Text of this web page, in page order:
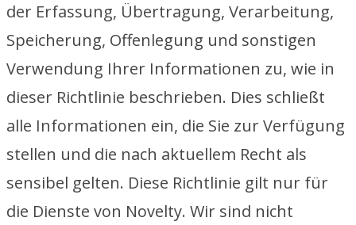
der Erfassung, Übertragung, Verarbeitung,
Speicherung, Offenlegung und sonstigen
Verwendung Ihrer Informationen zu, wie in
dieser Richtlinie beschrieben. Dies schließt
alle Informationen ein, die Sie zur Verfügung
stellen und die nach aktuellem Recht als
sensibel gelten. Diese Richtlinie gilt nur für
die Dienste von Novelty. Wir sind nicht